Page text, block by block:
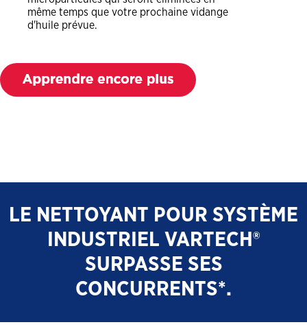
même temps que votre prochaine vidange
d'huile prévue.
LE NETTOYANT POUR SYSTÈME
INDUSTRIEL VARTECH®
SURPASSE SES
CONCURRENTS*.